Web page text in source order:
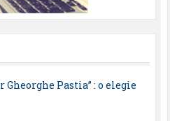
Gheorghe Pastia” : o elegie